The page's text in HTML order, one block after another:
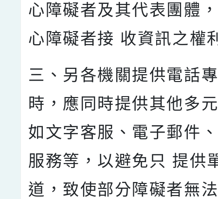
心障礙者及其代表團體
心障礙者接 收資訊之權
三、另各機關提供電話
時，應同時提供其他多
如文字客服、電子郵件
服務等，以避免只 提供
道，致使部分障礙者無